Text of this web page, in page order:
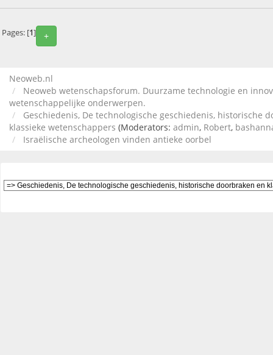
+
Pages: [1]
Neoweb.nl
Neoweb wetenschapsforum. Duurzame technologie en
wetenschappelijke onderwerpen.
Geschiedenis, De technologische geschiedenis, historische
klassieke wetenschappers (Moderators: admin, Robert,
Israëlische archeologen vinden antieke oorbel